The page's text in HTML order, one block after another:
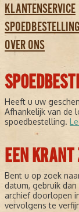
KLANTENSERVICE
SPOEDBESTELLING
OVER ONS
Heeft u uw
Afhankelijk van de
spoedbestelling.
EEN KRANT
Bent u op zoek
datum, gebruik
archief doorlopen
vervolgens te